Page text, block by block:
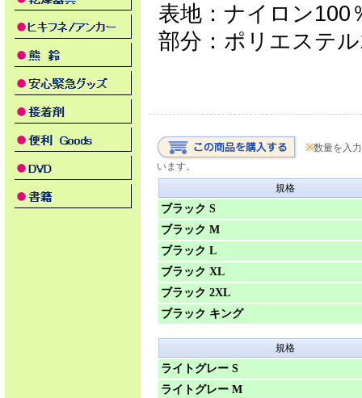
表地：ナイロン100
部分：ポリエステ
※数量を入
います。
規格
ブラック S
ブラック M
ブラック L
ブラック XL
ブラック 2XL
ブラック キング
規格
ライトグレー S
ライトグレー M